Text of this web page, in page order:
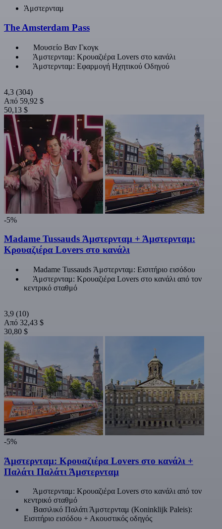
Άμστερνταμ
The Amsterdam Pass
Μουσείο Βαν Γκογκ
Άμστερνταμ: Κρουαζιέρα Lovers στο κανάλι
Άμστερνταμ: Εφαρμογή Ηχητικού Οδηγού
4,3 (304)
Από 59,92 $
50,13 $
-5%
Madame Tussauds Άμστερνταμ + Άμστερνταμ:
Κρουαζιέρα Lovers στο κανάλι
Madame Tussauds Άμστερνταμ: Εισιτήριο εισόδου
Άμστερνταμ: Κρουαζιέρα Lovers στο κανάλι από τον
κεντρικό σταθμό
3,9 (10)
Από 32,43 $
30,80 $
-5%
Άμστερνταμ: Κρουαζιέρα Lovers στο κανάλι +
Παλάτι Παλάτι Άμστερνταμ
Άμστερνταμ: Κρουαζιέρα Lovers στο κανάλι από τον
κεντρικό σταθμό
Βασιλικό Παλάτι Άμστερνταμ (Koninklijk Paleis):
Εισιτήριο εισόδου + Ακουστικός οδηγός